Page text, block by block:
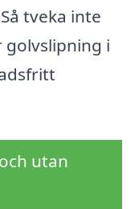
tveka inte
i
utan